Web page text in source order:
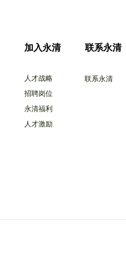
加入永清
人才战略
招聘岗位
永清福利
人才激励
联系永清
联系永清